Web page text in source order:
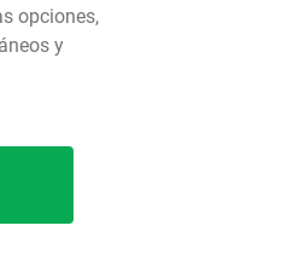
opciones,
y